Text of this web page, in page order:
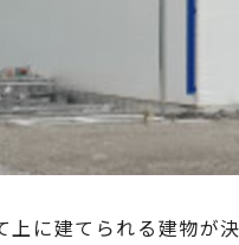
上に建てられる建物が